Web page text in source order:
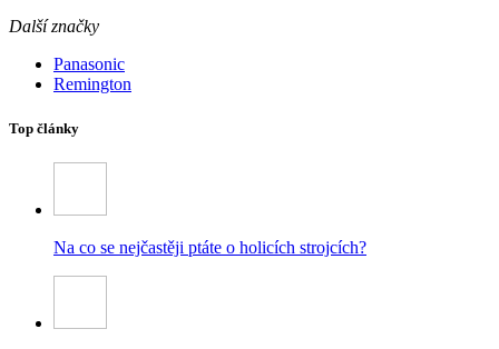
Další značky
Panasonic
Remington
Top články
Na co se nejčastěji ptáte o holicích strojcích?